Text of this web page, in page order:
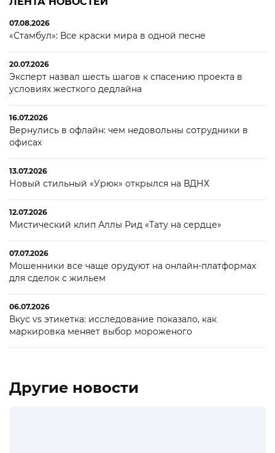
07.08.2026
«Стамбул»: Все краски мира в одной песне
20.07.2026
Эксперт назвал шесть шагов к спасению проекта в
условиях жесткого дедлайна
16.07.2026
Вернулись в офлайн: чем недовольны сотрудники в
офисах
13.07.2026
Новый стильный «Урюк» открылся на ВДНХ
12.07.2026
Мистический клип Аллы Рид «Тату на сердце»
07.07.2026
Мошенники все чаще орудуют на онлайн-платформах
для сделок с жильем
06.07.2026
Вкус vs этикетка: исследование показало, как
маркировка меняет выбор мороженого
Другие новости